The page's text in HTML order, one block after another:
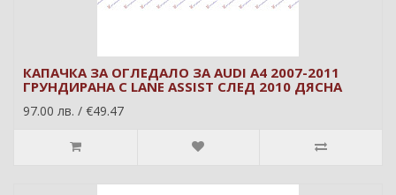
КАПАЧКА ЗА ОГЛЕДАЛО ЗА AUDI A4 2007-2011
ГРУНДИРАНА С LANE ASSIST СЛЕД 2010 ДЯСНА
97.00 лв. / €49.47